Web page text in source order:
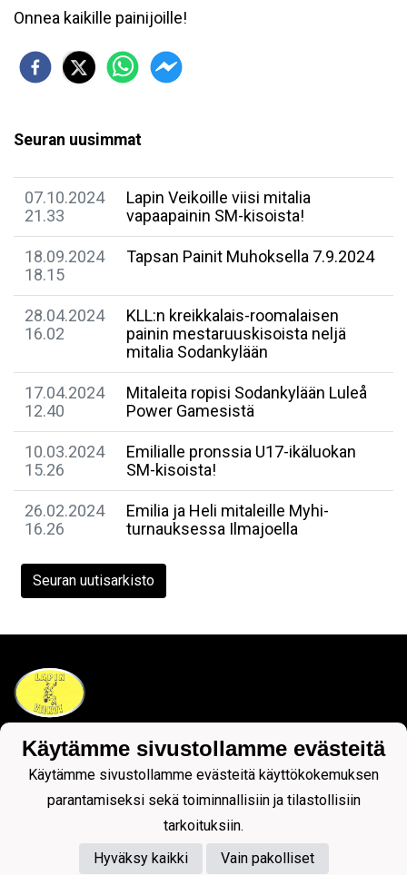
Onnea kaikille painijoille!
Seuran uusimmat
07.10.2024
21.33
Lapin Veikoille viisi mitalia
vapaapainin SM-kisoista!
18.09.2024
18.15
Tapsan Painit Muhoksella 7.9.2024
28.04.2024
16.02
KLL:n kreikkalais-roomalaisen
painin mestaruuskisoista neljä
mitalia Sodankylään
17.04.2024
12.40
Mitaleita ropisi Sodankylään Luleå
Power Gamesistä
10.03.2024
15.26
Emilialle pronssia U17-ikäluokan
SM-kisoista!
26.02.2024
16.26
Emilia ja Heli mitaleille Myhi-
turnauksessa Ilmajoella
Seuran uutisarkisto
Tietosuojaseloste
Käytämme sivustollamme evästeitä
Käytämme sivustollamme evästeitä käyttökokemuksen
parantamiseksi sekä toiminnallisiin ja tilastollisiin
tarkoituksiin.
Hyväksy kaikki
Vain pakolliset